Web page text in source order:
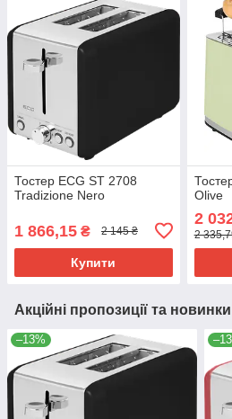
Тостер ECG ST 2708
Tradizione Nero
1 866,15 ₴ 2 145 ₴
Купити
Olive
2
2
Акційні пропозиції та новинки
–13%